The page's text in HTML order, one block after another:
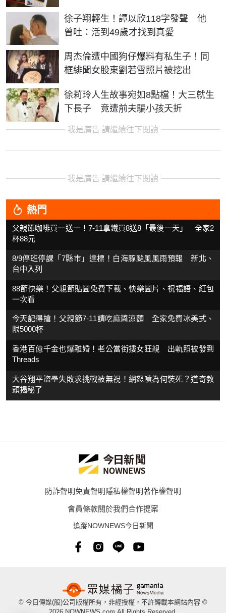
徐子翔輕生！譚以欣118字發聲 他
曾吐：活到49歲才找到真愛
周杰倫遭中國狗仔爆料有私生子！同
框緋聞女股東劉若雪照片被挖出
徐莉玲人生故事宛如8點檔！大三就生
下長子 竟遭前夫騙小孩夭折
我是廣告 請繼續往下閱讀
我是廣告 請繼續往下閱讀
熱門
父親節咖啡買一送一！7-11拿鐵買8送8「最後一天」 全家2
杯88元
8/9停班停課「7縣市」達標！白海豚颱風風雨預報 新北、
台中入列
88節快樂！父親節貼圖免費下載、快樂圖片、祝福語、紅包
一次看
今天記得搶！父親節7-11請吃麻醬涼麵 全家免費冰美式、
限5000杯
香港百億千金也爆離婚！老公當街摟女狂親 出軌照被發到
Threads
大谷翔平盜壘失敗求挑戰被無視！網怒噴為何裝死？道奇教
頭揭秘了
防詐聲明免責聲明隱私權聲明著作權聲明
會員條款關於我們合作提案
追蹤NOWNEWS今日新聞
© 今日傳媒(股)公司版權所有，非經授權，不許轉載本網站內容 ©